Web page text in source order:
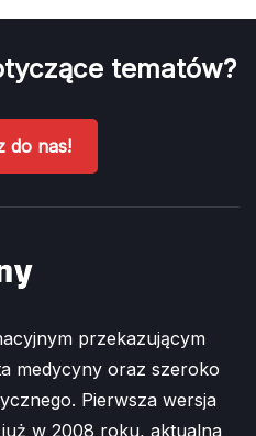
tematów?
do nas!
przekazującym
medycyny oraz szeroko
Pierwsza wersja
w 2008 roku, aktualna